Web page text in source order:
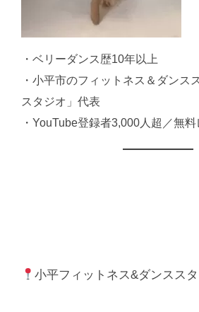
・ベリーダンス歴10年以上
・小平市のフィットネス＆ダンス
スタジオ」代表
・YouTube登録者3,000人超／無
小平フィットネス&ダンススタ